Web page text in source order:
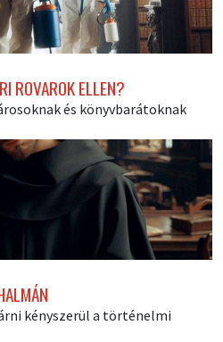
ROVAROK ELLEN?
és könyvbarátoknak
kényszerül a történelmi